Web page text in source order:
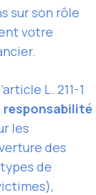
sur son rôle
votre
L. 211-1
responsabilité
les
des
de